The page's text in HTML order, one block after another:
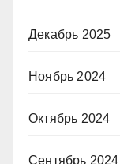
Декабрь 2025
Ноябрь 2024
Октябрь 2024
Сентябрь 2024